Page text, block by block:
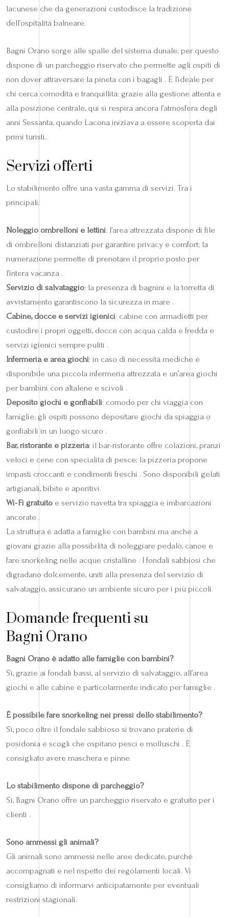
lacunese che da generazioni custodisce la tradizione
dell’ospitalità balneare.
Bagni Orano sorge alle spalle del sistema dunale; per questo
dispone di un parcheggio riservato che permette agli ospiti di
non dover attraversare la pineta con i bagagli . È l’ideale per
chi cerca comodità e tranquillità: grazie alla gestione attenta e
alla posizione centrale, qui si respira ancora l’atmosfera degli
anni Sessanta, quando Lacona iniziava a essere scoperta dai
primi turisti.
Servizi offerti
Lo stabilimento offre una vasta gamma di servizi. Tra i
principali:
Noleggio ombrelloni e lettini: l’area attrezzata dispone di file
di ombrelloni distanziati per garantire privacy e comfort; la
numerazione permette di prenotare il proprio posto per
l’intera vacanza .
Servizio di salvataggio: la presenza di bagnini e la torretta di
avvistamento garantiscono la sicurezza in mare .
Cabine, docce e servizi igienici: cabine con armadietti per
custodire i propri oggetti, docce con acqua calda e fredda e
servizi igienici sempre puliti .
Infermeria e area giochi: in caso di necessità mediche è
disponibile una piccola infermeria attrezzata e un’area giochi
per bambini con altalene e scivoli .
Deposito giochi e gonfiabili: comodo per chi viaggia con
famiglie; gli ospiti possono depositare giochi da spiaggia o
gonfiabili in un luogo sicuro .
Bar, ristorante e pizzeria: il bar-ristorante offre colazioni, pranzi
veloci e cene con specialità di pesce; la pizzeria propone
impasti croccanti e condimenti freschi . Sono disponibili gelati
artigianali, bibite e aperitivi.
Wi‑Fi gratuito e servizio navetta tra spiaggia e imbarcazioni
ancorate .
La struttura è adatta a famiglie con bambini ma anche a
giovani grazie alla possibilità di noleggiare pedalò, canoe e
fare snorkeling nelle acque cristalline . I fondali sabbiosi che
digradano dolcemente, uniti alla presenza del servizio di
salvataggio, assicurano un ambiente sicuro per i più piccoli.
Domande frequenti su
Bagni Orano
Bagni Orano è adatto alle famiglie con bambini?
Sì, grazie ai fondali bassi, al servizio di salvataggio, all’area
giochi e alle cabine è particolarmente indicato per famiglie .
È possibile fare snorkeling nei pressi dello stabilimento?
Sì, poco oltre il fondale sabbioso si trovano praterie di
posidonia e scogli che ospitano pesci e molluschi . È
consigliato avere maschera e pinne.
Lo stabilimento dispone di parcheggio?
Sì, Bagni Orano offre un parcheggio riservato e gratuito per i
clienti .
Sono ammessi gli animali?
Gli animali sono ammessi nelle aree dedicate, purché
accompagnati e nel rispetto dei regolamenti locali. Vi
consigliamo di informarvi anticipatamente per eventuali
restrizioni stagionali.